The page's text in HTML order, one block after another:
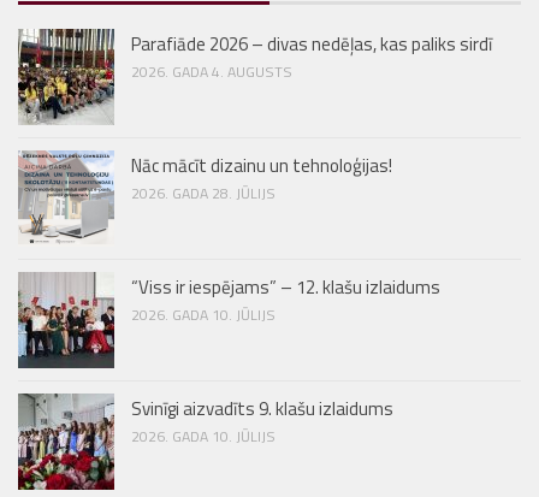
Parafiāde 2026 – divas nedēļas, kas paliks sirdī
2026. GADA 4. AUGUSTS
Nāc mācīt dizainu un tehnoloģijas!
2026. GADA 28. JŪLIJS
“Viss ir iespējams” – 12. klašu izlaidums
2026. GADA 10. JŪLIJS
Svinīgi aizvadīts 9. klašu izlaidums
2026. GADA 10. JŪLIJS